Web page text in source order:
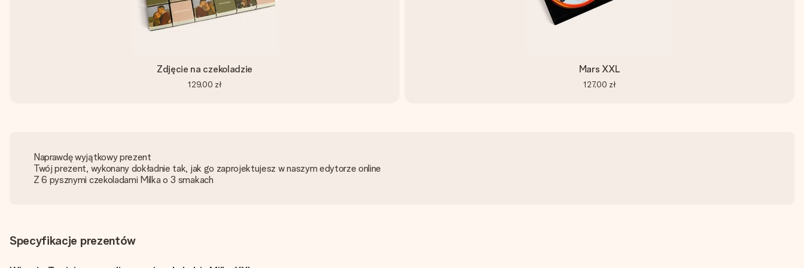
Zdjęcie na czekoladzie
129,00 zł
Mars XXL
127,00 zł
Naprawdę wyjątkowy prezent
Twój prezent, wykonany dokładnie tak, jak go zaprojektujesz w naszym edytorze online
Z 6 pysznymi czekoladami Milka o 3 smakach
Specyfikacje prezentów